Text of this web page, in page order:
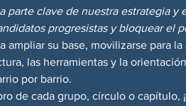
parte clave de nuestra estrategia
progresistas y bloquear el
ampliar su base, movilizarse para
las herramientas y la
por barrio.
de cada grupo, círculo o capítulo,